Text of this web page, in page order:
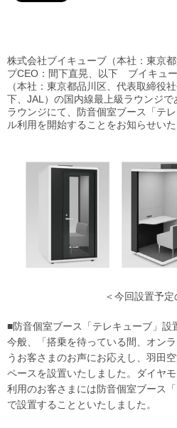
株式会社ブイキューブ（本社：東京
プCEO：間下直晃、以下 ブイキュ
（本社：東京都品川区、代表取締役
下、JAL）の国内線最上級ラウンジ
ラウンジにて、防音個室ブース「テ
ル利用を開始することをお知らせいた
＜今回設置予定
■防音個室ブース「テレキューブ」設
今般、「搭乗を待っている間、オン
うお客さまのお声にお応えし、羽田
ペースを設置いたしました。ダイヤ
利用のお客さまには防音個室ブース
で設置することといたしました。